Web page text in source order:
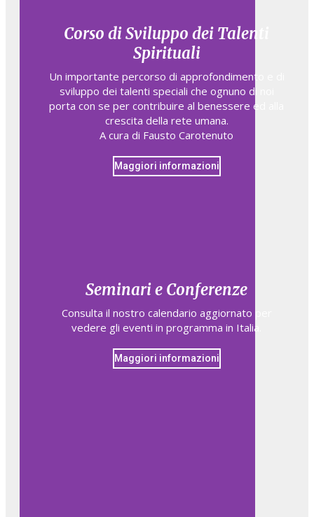
Corso di Sviluppo dei Talenti
Spirituali
Un importante percorso di approfondimento e di
sviluppo dei talenti speciali che ognuno di noi
porta con se per contribuire al benessere ed alla
crescita della rete umana.
A cura di Fausto Carotenuto
Maggiori informazioni
Seminari e Conferenze
Consulta il nostro calendario aggiornato per
vedere gli eventi in programma in Italia.
Maggiori informazioni